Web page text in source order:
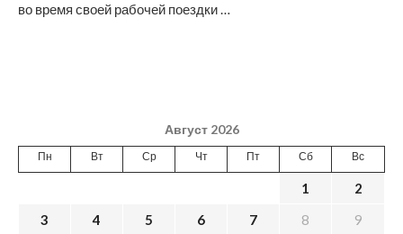
во время своей рабочей поездки …
Август 2026
Пн Вт Ср Чт Пт Сб Вс
1
2
3
4 5 6 7 8
9